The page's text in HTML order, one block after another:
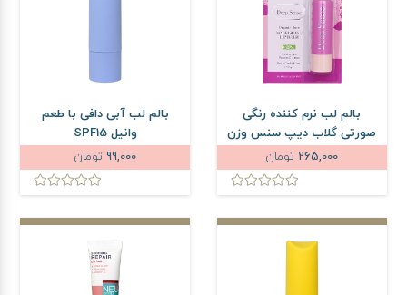
بالم لب نرم کننده رنگی
صورتی گلاب دیپ سنس وزن
3.5 گرم
265,000 تومان
بالم لب آبی دافی با طعم
وانیل SPF15
99,000 تومان